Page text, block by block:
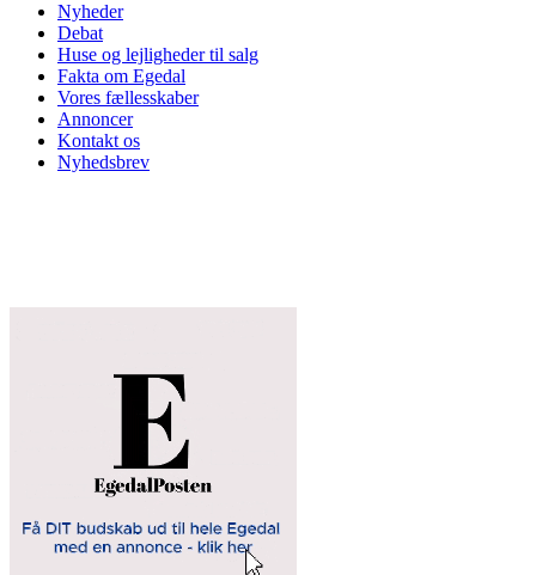
Nyheder
Debat
Huse og lejligheder til salg
Fakta om Egedal
Vores fællesskaber
Annoncer
Kontakt os
Nyhedsbrev